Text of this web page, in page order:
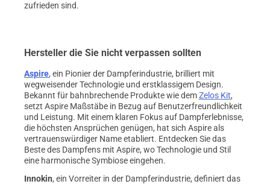
zufrieden sind.
Hersteller die Sie nicht verpassen sollten
Aspire, ein Pionier der Dampferindustrie, brilliert mit
wegweisender Technologie und erstklassigem Design.
Bekannt für bahnbrechende Produkte wie demZelos Kit,
setzt Aspire Maßstäbe in Bezug auf Benutzerfreundlichkeit
und Leistung. Mit einem klaren Fokus auf Dampferlebnisse,
die höchsten Ansprüchen genügen, hat sich Aspire als
vertrauenswürdiger Name etabliert. Entdecken Sie das
Beste des Dampfens mit Aspire, wo Technologie und Stil
eine harmonische Symbiose eingehen.
Innokin, ein Vorreiter in der Dampferindustrie, definiert das